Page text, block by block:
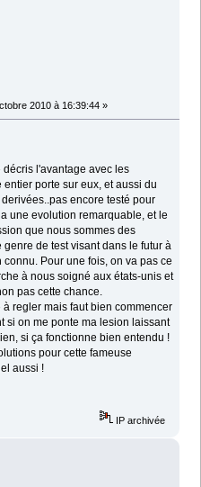
2010 à 16:39:44 »
l'avantage avec les
porte sur eux, et aussi du
encore testé pour
une evolution remarquable, et le
que nous sommes des
de test visant dans le futur à
Pour une fois, on va pas ce
à nous soigné aux états-unis et
pas cette chance.
regler mais faut bien commencer
si on me ponte ma lesion laissant
si ça fonctionne bien entendu !
pour cette fameuse
aussi !
IP archivée